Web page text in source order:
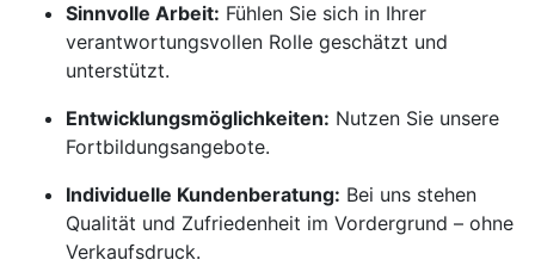
Sinnvolle Arbeit: Fühlen Sie sich in Ihrer
verantwortungsvollen Rolle geschätzt und
unterstützt.
Entwicklungsmöglichkeiten: Nutzen Sie unsere
Fortbildungsangebote.
Individuelle Kundenberatung: Bei uns stehen
Qualität und Zufriedenheit im Vordergrund – ohne
Verkaufsdruck.